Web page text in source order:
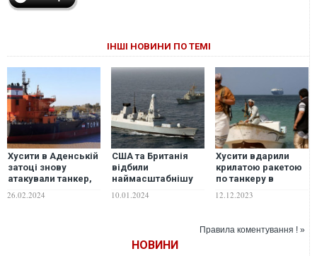
ІНШІ НОВИНИ ПО ТЕМІ
Хусити в Аденській
затоці знову
атакували танкер,
що йшов під
американським
26.02.2024
США та Британія
відбили
наймасштабнішу
атаку хуситів у
Червоному морі
10.01.2024
Хусити вдарили
крилатою ракетою
по танкеру в
Червоному морі,
виникла пожежа
12.12.2023
Правила коментування ! »
НОВИНИ